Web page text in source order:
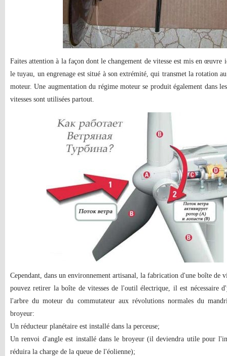
Faites attention à la façon dont le changement de vitesse est mis en
le tuyau, un engrenage est situé à son extrémité, qui transmet la rotation
moteur. Une augmentation du régime moteur se produit également dans
vitesses sont utilisées partout.
Cependant, dans un environnement artisanal, la fabrication d'une boîte de
pouvez retirer la boîte de vitesses de l'outil électrique, il est nécessaire
l'arbre du moteur du commutateur aux révolutions normales du
broyeur:
Un réducteur planétaire est installé dans la perceuse;
Un renvoi d'angle est installé dans le broyeur (il deviendra utile pour
réduira la charge de la queue de l'éolienne);